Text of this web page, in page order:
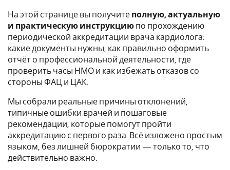
На этой странице вы получите полную, актуальную
и практическую инструкцию по прохождению
периодической аккредитации врача кардиолога:
какие документы нужны, как правильно оформить
отчёт о профессиональной деятельности, где
проверить часы НМО и как избежать отказов со
стороны ФАЦ и ЦАК.
Мы собрали реальные причины отклонений,
типичные ошибки врачей и пошаговые
рекомендации, которые помогут пройти
аккредитацию с первого раза. Всё изложено простым
языком, без лишней бюрократии — только то, что
действительно важно.